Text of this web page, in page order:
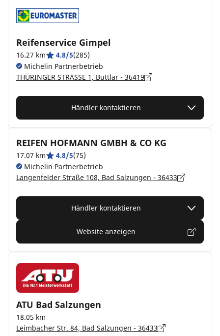
Reifenservice Gimpel
16.27 km 4.8/5(285)
Michelin Partnerbetrieb
THÜRINGER STRASSE 1, Buttlar - 36419
Händler kontaktieren
REIFEN HOFMANN GMBH & CO KG
17.07 km 4.8/5(75)
Michelin Partnerbetrieb
Langenfelder Straße 108, Bad Salzungen - 36433
Händler kontaktieren
Website anzeigen
ATU Bad Salzungen
18.05 km
Leimbacher Str. 84, Bad Salzungen - 36433